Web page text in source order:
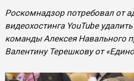
Роскомнадзор потребовал от
видеохостинга YouTube
команды Алексея Навального
Валентину Терешкову от